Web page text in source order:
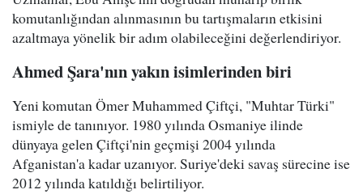
komutanlığından alınmasının bu tartışmaların etkisini
azaltmaya yönelik bir adım olabileceğini değerlendiriyor.
Ahmed Şara'nın yakın isimlerinden biri
Yeni komutan Ömer Muhammed Çiftçi, "Muhtar Türki"
ismiyle de tanınıyor. 1980 yılında Osmaniye ilinde
dünyaya gelen Çiftçi'nin geçmişi 2004 yılında
Afganistan'a kadar uzanıyor. Suriye'deki savaş sürecine ise
2012 yılında katıldığı belirtiliyor.